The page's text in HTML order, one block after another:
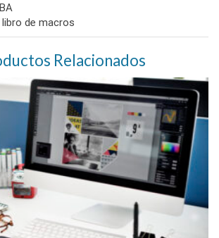
de macros
Relacionados